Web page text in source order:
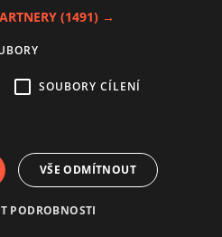
serveru www.investice.cz není možné bez
(1491) →
SOUBORY CÍLENÍ
VŠE ODMÍTNOUT
PODROBNOSTI